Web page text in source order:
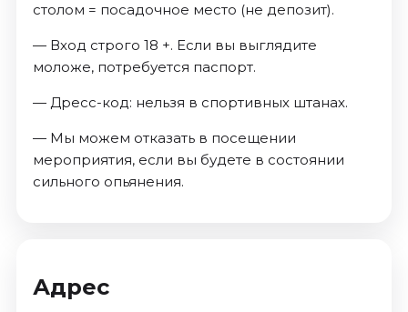
столом = посадочное место (не депозит).
— Вход строго 18 +. Если вы выглядите
моложе, потребуется паспорт.
— Дресс-код: нельзя в спортивных штанах.
— Мы можем отказать в посещении
мероприятия, если вы будете в состоянии
сильного опьянения.
Адрес